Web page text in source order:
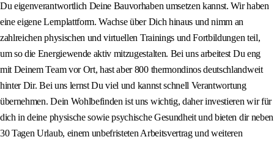
Du eigenverantwortlich Deine Bauvorhaben umsetzen kannst. Wir haben
eine eigene Lernplattform. Wachse über Dich hinaus und nimm an
zahlreichen physischen und virtuellen Trainings und Fortbildungen teil,
um so die Energiewende aktiv mitzugestalten. Bei uns arbeitest Du eng
mit Deinem Team vor Ort, hast aber 800 thermondinos deutschlandweit
hinter Dir. Bei uns lernst Du viel und kannst schnell Verantwortung
übernehmen. Dein Wohlbefinden ist uns wichtig, daher investieren wir für
dich in deine physische sowie psychische Gesundheit und bieten dir neben
30 Tagen Urlaub, einem unbefristeten Arbeitsvertrag und weiteren